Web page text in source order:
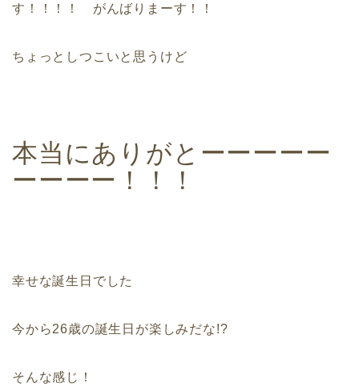
す！！！！ がんばりまーす！！
ちょっとしつこいと思うけど
本当にありがとーーーーー
ーーーー！！！
幸せな誕生日でした
今から26歳の誕生日が楽しみだな!?
そんな感じ！